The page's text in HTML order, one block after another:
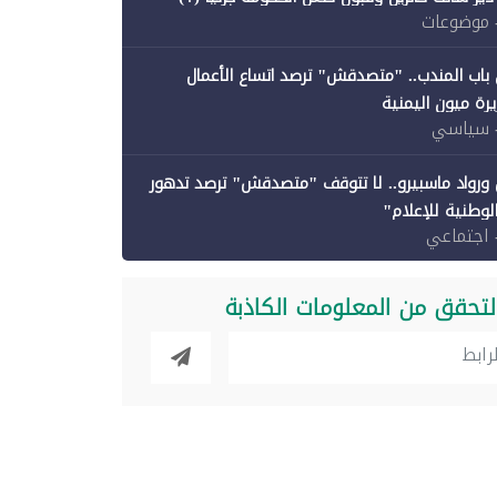
موضوعات
المندب.. "متصدقش" ترصد اتساع الأعمال
ميون اليمنية
سياسي
ورواد ماسبيرو.. لا تتوقف "متصدقش" ترصد تدهور
للإعلام"
اجتماعي
من المعلومات الكاذبة